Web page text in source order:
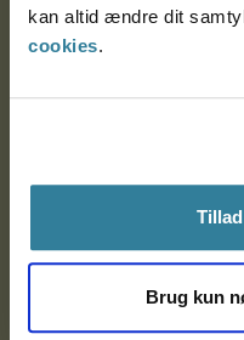
kan altid ændre dit
cookies.
Brug kun
Ankestyrelsen
EAN: 57 98 000 35 48 21
Om Ankestyrelsen